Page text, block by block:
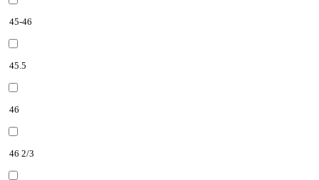
45-46
45.5
46
46 2/3